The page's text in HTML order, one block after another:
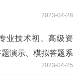
2023-04-28
业技术初、高级资
演示、模拟答题系
2023-04-25